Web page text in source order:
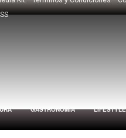
GASTRONOMÍA LIFESTYLE